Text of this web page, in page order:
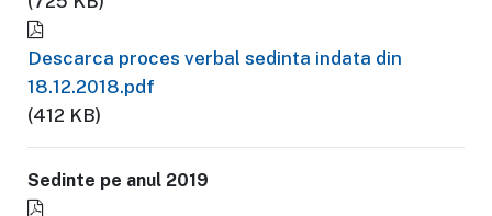
Descarca proces verbal sedinta indata din
18.12.2018.pdf
(412 KB)
Sedinte pe anul 2019